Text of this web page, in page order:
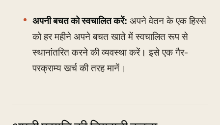
अपनी बचत को स्वचालित करें: अपने वेतन के एक हिस्से
को हर महीने अपने बचत खाते में स्वचालित रूप से
स्थानांतरित करने की व्यवस्था करें। इसे एक गैर-
परक्राम्य खर्च की तरह मानें।